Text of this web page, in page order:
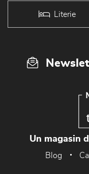
Literie
Un magasin
Blog